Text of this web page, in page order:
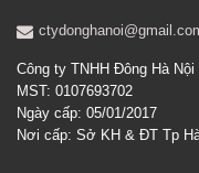
Công ty TNHH Đông Hà Nội
MST: 0107693702
Ngày cấp: 05/01/2017
Nơi cấp: Sở KH & ĐT Tp